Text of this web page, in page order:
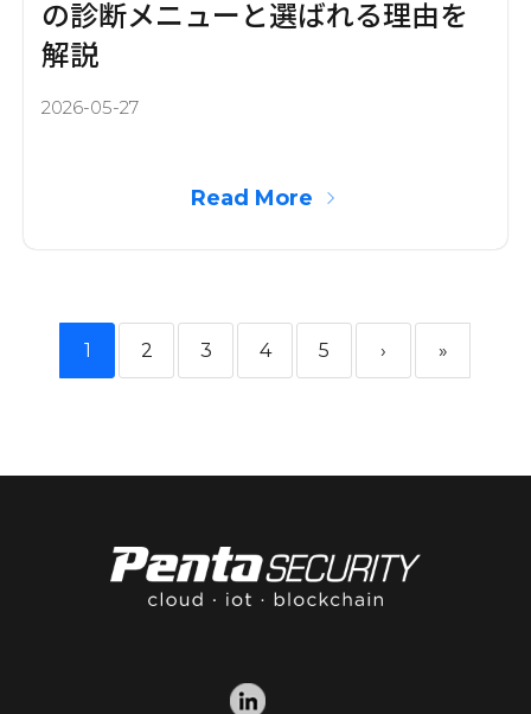
の診断メニューと選ばれる理由を
解説
2026-05-27
Read More
1 2 3 4 5 › »